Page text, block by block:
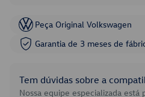
Peça Original Volkswagen
Garantia de 3 meses de
Tem dúvidas sobre a
Nossa equipe especializada está